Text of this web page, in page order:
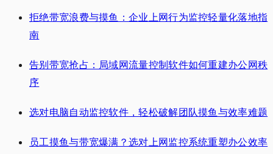
拒绝带宽浪费与摸鱼：企业上网行为监控轻量化落地指
南
告别带宽抢占：局域网流量控制软件如何重建办公网秩
序
选对电脑自动监控软件，轻松破解团队摸鱼与效率难题
员工摸鱼与带宽爆满？选对上网监控系统重塑办公效率